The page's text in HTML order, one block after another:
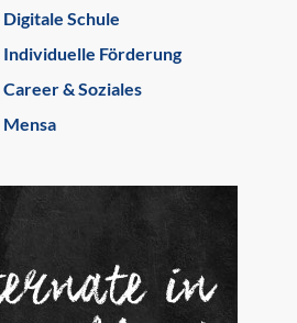
Digitale Schule
Individuelle Förderung
Career & Soziales
Mensa